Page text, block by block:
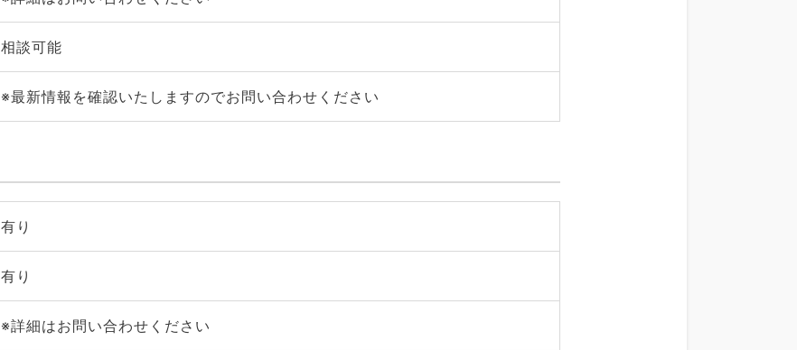
相談可能
※最新情報を確認いたしますのでお問い合わせください
有り
有り
※詳細はお問い合わせください